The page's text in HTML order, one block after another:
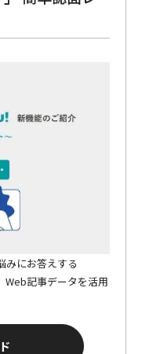
みにお答えする
Web記事データを活用